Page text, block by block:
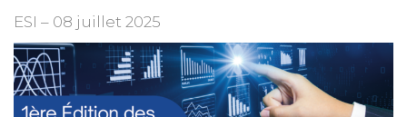
ESI – 08 juillet 2025